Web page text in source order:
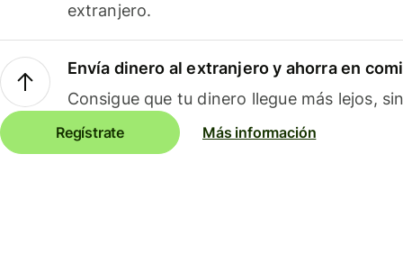
extranjero.
Envía dinero al extranjero y ahorra en
Consigue que tu dinero llegue más lejos,
Regístrate Más información